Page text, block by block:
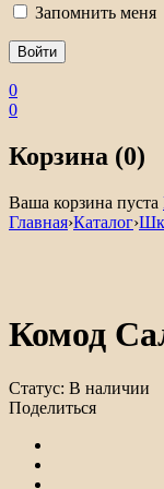
Запомнить меня
0
0
Корзина (0)
Ваша корзина пуста
Главная›Каталог›
Комод
Статус: В наличии
Поделиться